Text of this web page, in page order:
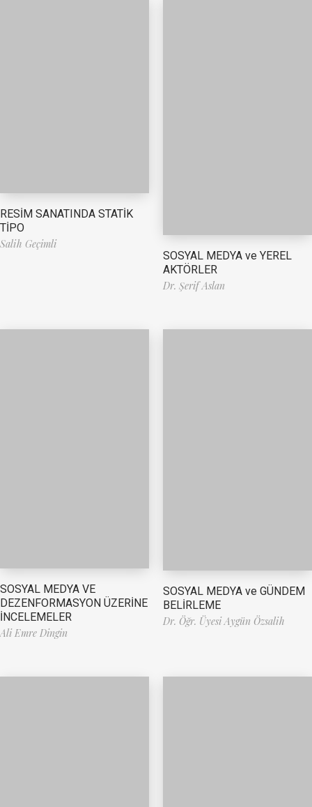
RESİM SANATINDA STATİK
TİPO
Salih Geçimli
SOSYAL MEDYA ve YEREL
AKTÖRLER
Dr. Şerif Aslan
SOSYAL MEDYA VE
DEZENFORMASYON ÜZERİNE
İNCELEMELER
Ali Emre Dingin
SOSYAL MEDYA ve GÜNDEM
BELİRLEME
Dr. Öğr. Üyesi Aygün Özsalih